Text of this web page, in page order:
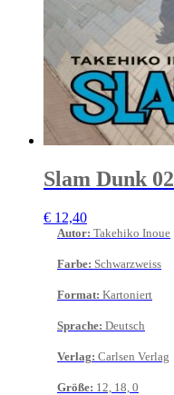
Slam Dunk 02
€ 12,40
Autor: Takehiko Inoue
Farbe: Schwarzweiss
Format: Kartoniert
Sprache: Deutsch
Verlag: Carlsen Verlag
Größe: 12, 18, 0